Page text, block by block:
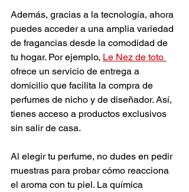
Además, gracias a la tecnología, ahora
puedes acceder a una amplia variedad
de fragancias desde la comodidad de
tu hogar. Por ejemplo, Le Nez de toto
ofrece un servicio de entrega a
domicilio que facilita la compra de
perfumes de nicho y de diseñador. Así,
tienes acceso a productos exclusivos
sin salir de casa.
Al elegir tu perfume, no dudes en pedir
muestras para probar cómo reacciona
el aroma con tu piel. La química